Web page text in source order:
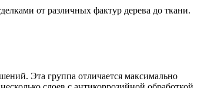
от различных фактур дерева до ткани.
Эта группа отличается максимально